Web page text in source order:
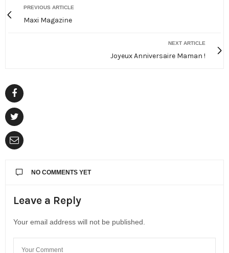
PREVIOUS ARTICLE
Maxi Magazine
NEXT ARTICLE
Joyeux Anniversaire Maman !
NO COMMENTS YET
Leave a Reply
Your email address will not be published.